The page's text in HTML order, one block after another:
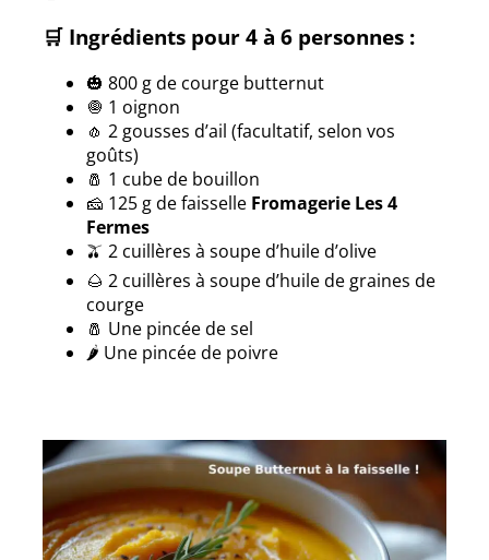
🛒 Ingrédients pour 4 à 6 personnes :
🎃 800 g de courge butternut
🧅 1 oignon
🧄 2 gousses d’ail (facultatif, selon vos
goûts)
🧂 1 cube de bouillon
🧀 125 g de faisselle Fromagerie Les 4
Fermes
🫒 2 cuillères à soupe d’huile d’olive
🌰 2 cuillères à soupe d’huile de graines de
courge
🧂 Une pincée de sel
🌶️ Une pincée de poivre